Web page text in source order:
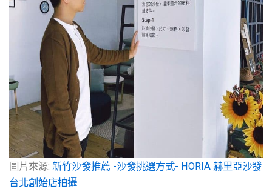
圖片來源: 新竹沙發推薦 -沙發挑選方式- HORIA 赫里亞沙發
台北創始店拍攝